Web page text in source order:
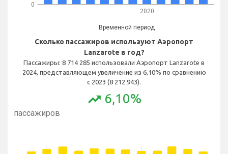
2020
Временной период
0
Сколько пассажиров используют Аэропорт
Lanzarote в год?
Пассажиры: 8 714 285 использовали Аэропорт Lanzarote в
2024, представляющем увеличение из 6,10% по сравнению
с 2023 (8 212 943).
trending_up 6,10%
Ежемесячное количество коммерческих
пассажиров